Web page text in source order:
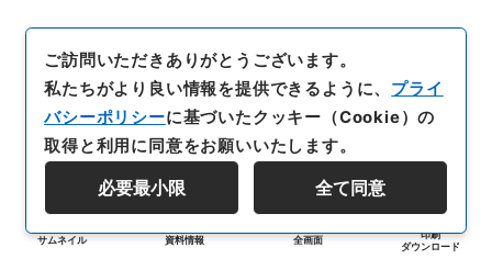
サムネイル 資料情報 全画面
印刷
ダウンロード
ご訪問いただきありがとうございます。
私たちがより良い情報を提供できるように、 プライ
バシーポリシーに基づいたクッキー（Cookie）の
取得と利用に同意をお願いいたします。
必要最小限 全て同意